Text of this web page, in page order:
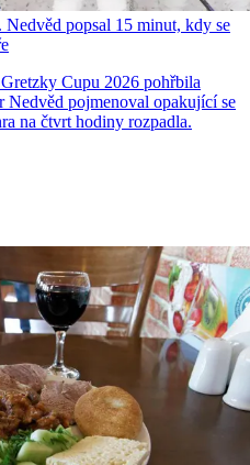
Nedvěd popsal 15 minut, kdy se
Cupu 2026 pohřbila
Nedvěd pojmenoval opakující se
na čtvrt hodiny rozpadla.